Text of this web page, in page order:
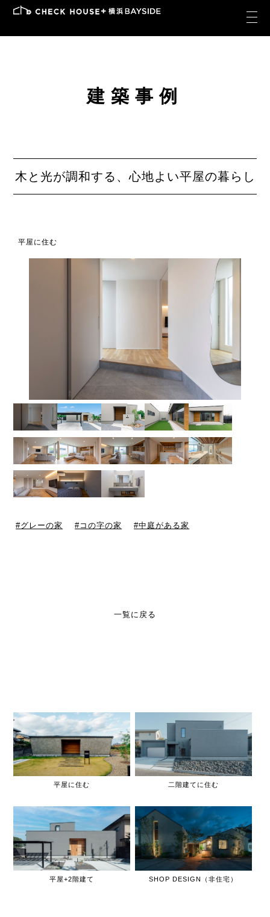
建築事例
木と光が調和する、心地よい平屋の暮らし
平屋に住む
グレーの家 コの字の家 中庭がある家
一覧に戻る
平屋に住む 二階建てに住む
平屋+2階建て SHOP DESIGN（非住宅）